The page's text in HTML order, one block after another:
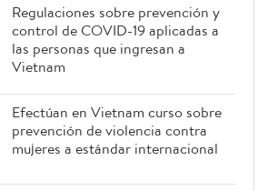
Regulaciones sobre prevención y
control de COVID-19 aplicadas a
las personas que ingresan a
Vietnam
Efectúan en Vietnam curso sobre
prevención de violencia contra
mujeres a estándar internacional